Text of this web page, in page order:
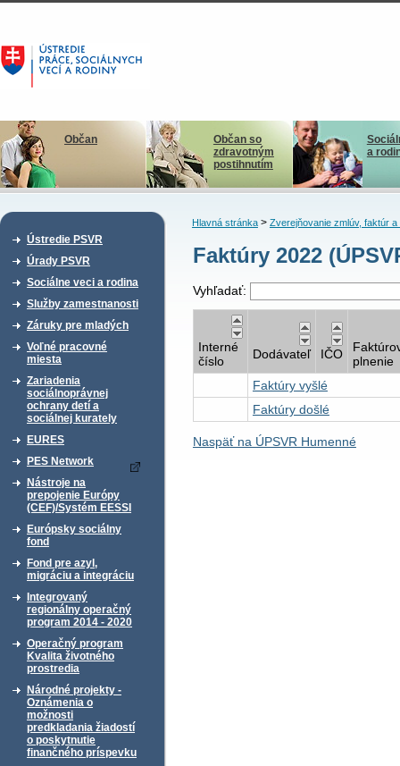
Občan
Občan so
zdravotným
postihnutím
a
Ústredie PSVR
Úrady PSVR
Sociálne veci a rodina
Služby zamestnanosti
Záruky pre mladých
Voľné pracovné
miesta
Zariadenia
sociálnoprávnej
ochrany detí a
sociálnej kurately
EURES
PES Network
Nástroje na
prepojenie Európy
(CEF)/Systém EESSI
Európsky sociálny
fond
Fond pre azyl,
migráciu a integráciu
Integrovaný
regionálny operačný
program 2014 - 2020
Operačný program
Kvalita životného
prostredia
Národné projekty -
Oznámenia o
možnosti
predkladania žiadostí
o poskytnutie
finančného príspevku
Hlavná stránka> Zverejňovanie zmlúv, faktúr a
Faktúry 2022
Vyhľadať:
Interné
číslo
Dodávateľ IČO
plnenie
Faktúry vyšlé
Faktúry došlé
Naspäť na ÚPSVR Humenné